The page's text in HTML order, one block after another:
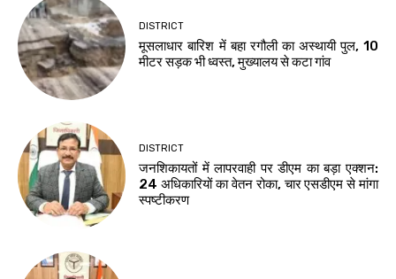
DISTRICT
मूसलाधार बारिश में बहा रगौली का अस्थायी पुल, 10
मीटर सड़क भी ध्वस्त, मुख्यालय से कटा गांव
DISTRICT
जनशिकायतों में लापरवाही पर डीएम का बड़ा एक्शन:
24 अधिकारियों का वेतन रोका, चार एसडीएम से मांगा
स्पष्टीकरण